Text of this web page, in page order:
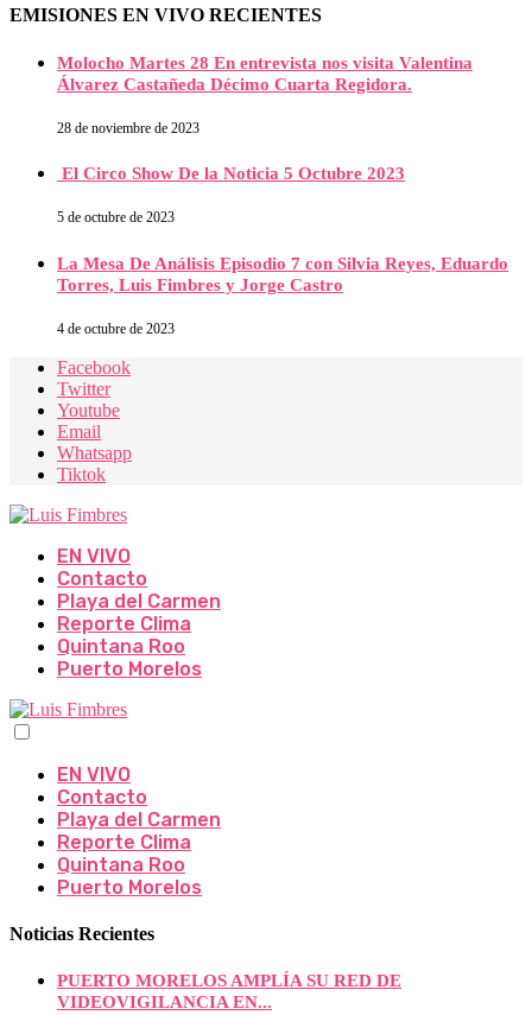
EMISIONES EN VIVO RECIENTES
Molocho Martes 28 En entrevista nos visita Valentina
Álvarez Castañeda Décimo Cuarta Regidora.
28 de noviembre de 2023
El Circo Show De la Noticia 5 Octubre 2023
5 de octubre de 2023
La Mesa De Análisis Episodio 7 con Silvia Reyes, Eduardo
Torres, Luis Fimbres y Jorge Castro
4 de octubre de 2023
Facebook
Twitter
Youtube
Email
Whatsapp
Tiktok
EN VIVO
Contacto
Playa del Carmen
Reporte Clima
Quintana Roo
Puerto Morelos
EN VIVO
Contacto
Playa del Carmen
Reporte Clima
Quintana Roo
Puerto Morelos
Noticias Recientes
PUERTO MORELOS AMPLÍA SU RED DE
VIDEOVIGILANCIA EN...